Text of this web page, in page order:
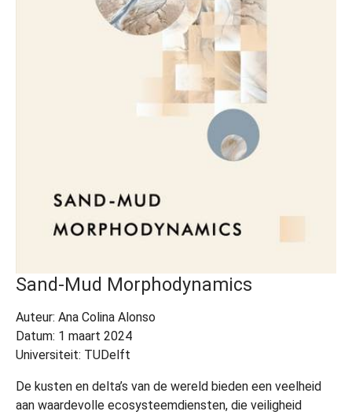
Sand-Mud Morphodynamics
Auteur: Ana Colina Alonso
Datum: 1 maart 2024
Universiteit: TUDelft
De kusten en delta’s van de wereld bieden een veelheid
aan waardevolle ecosysteemdiensten, die veiligheid